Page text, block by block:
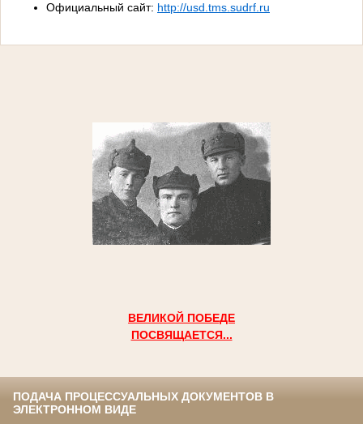
Официальный сайт: http://usd.tms.sudrf.ru
ВЕЛИКОЙ ПОБЕДЕ
ПОСВЯЩАЕТСЯ...
ПОДАЧА ПРОЦЕССУАЛЬНЫХ ДОКУМЕНТОВ В
ЭЛЕКТРОННОМ ВИДЕ